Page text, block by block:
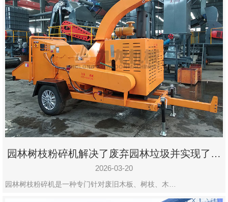
园林树枝粉碎机解决了废弃园林垃圾并实现了再
利用
2026-03-20
园林树枝粉碎机是一种专门针对废旧木板、树枝、木…